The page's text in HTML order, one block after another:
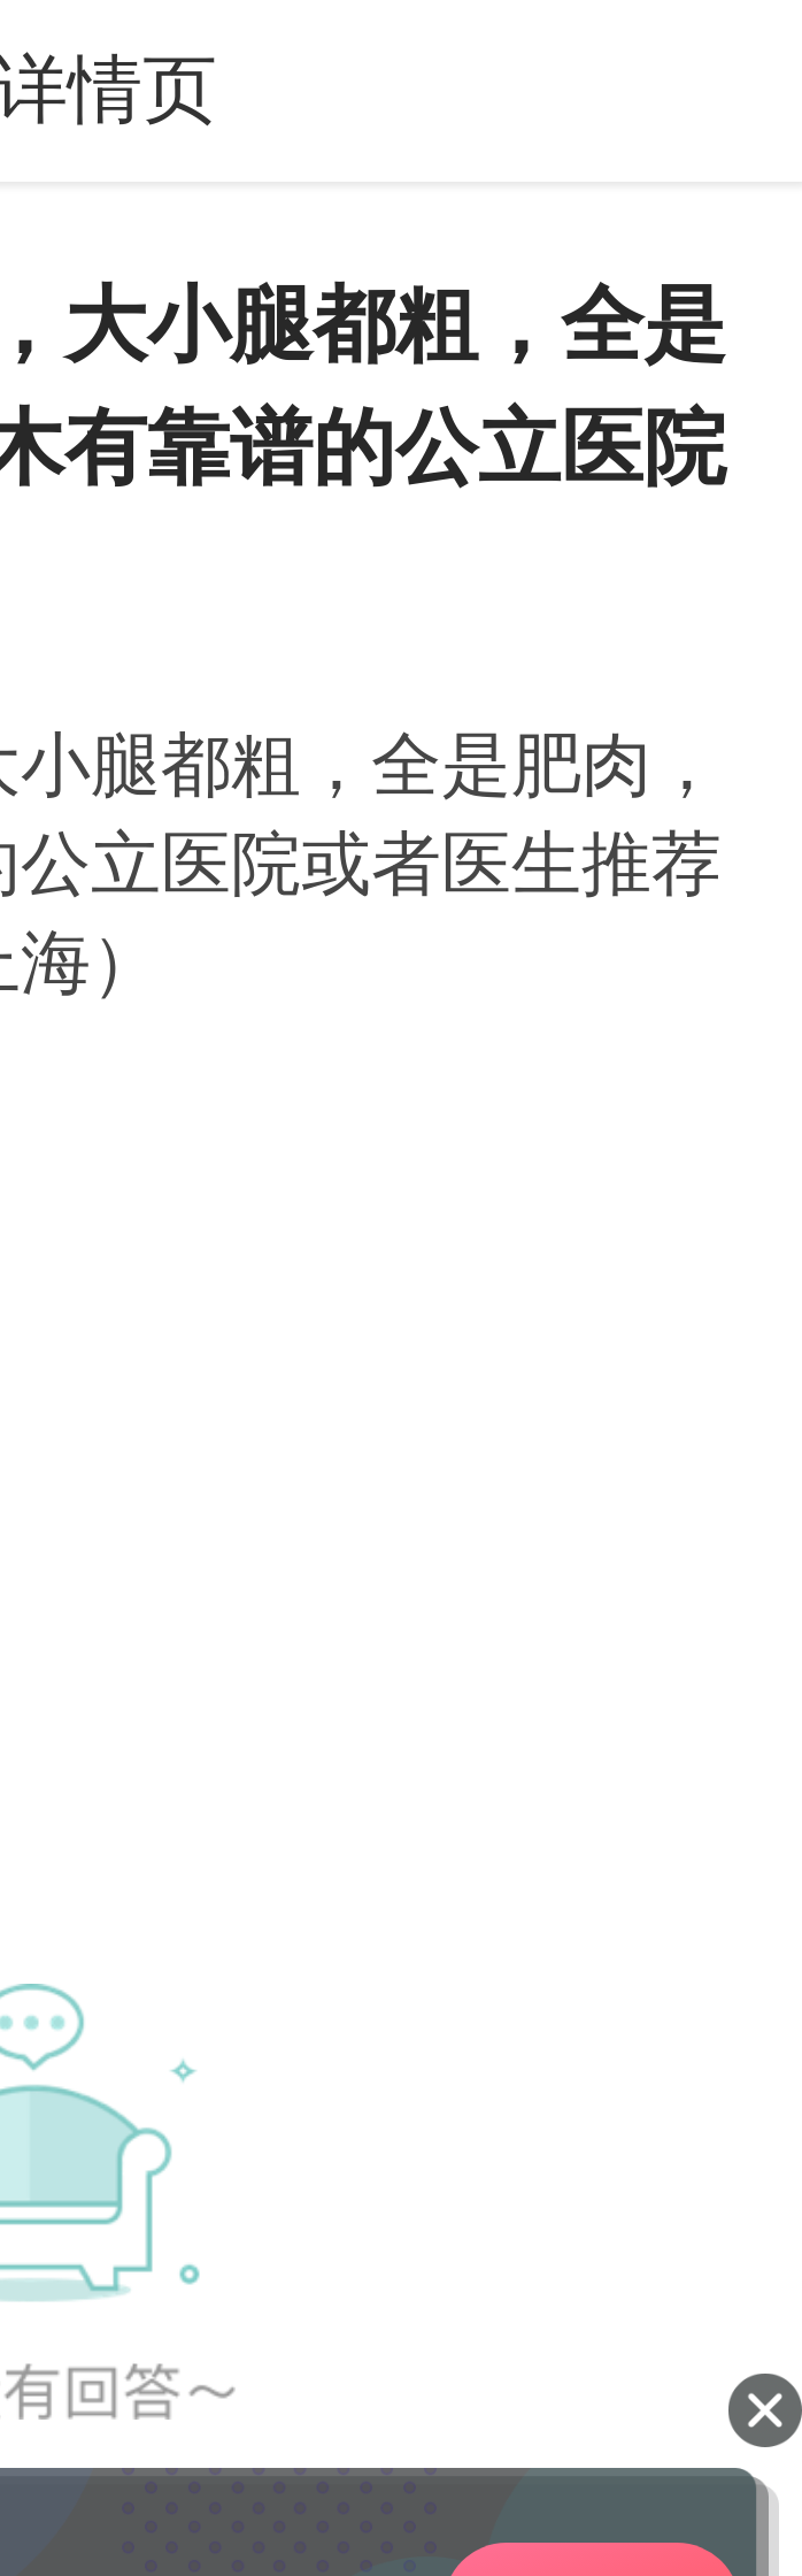
情页
大小腿都粗，全是
有靠谱的公立医院
腿都粗，全是肥肉，
立医院或者医生推荐
）